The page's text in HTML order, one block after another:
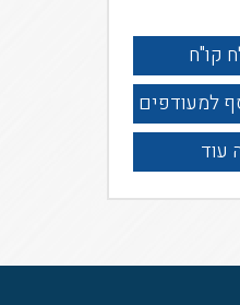
קו"ח
למעודפים
עוד